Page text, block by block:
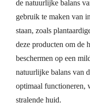
de natuurlijke balans
gebruik te maken van
staan, zoals
deze producten om de
beschermen op een
natuurlijke balans van
optimaal functioneren,
stralende huid.